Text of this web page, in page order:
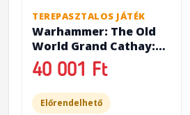
TEREPASZTALOS JÁTÉK
Warhammer: The Old
World Grand Cathay:
Battle March Army
40 001 Ft
Előrendelhető